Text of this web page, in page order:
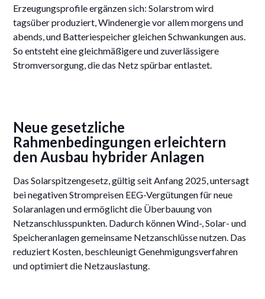
Erzeugungsprofile ergänzen sich: Solarstrom wird
tagsüber produziert, Windenergie vor allem morgens und
abends, und Batteriespeicher gleichen Schwankungen aus.
So entsteht eine gleichmäßigere und zuverlässigere
Stromversorgung, die das Netz spürbar entlastet.
Neue gesetzliche
Rahmenbedingungen erleichtern
den Ausbau hybrider Anlagen
Das Solarspitzengesetz, gültig seit Anfang 2025, untersagt
bei negativen Strompreisen EEG-Vergütungen für neue
Solaranlagen und ermöglicht die Überbauung von
Netzanschlusspunkten. Dadurch können Wind-, Solar- und
Speicheranlagen gemeinsame Netzanschlüsse nutzen. Das
reduziert Kosten, beschleunigt Genehmigungsverfahren
und optimiert die Netzauslastung.